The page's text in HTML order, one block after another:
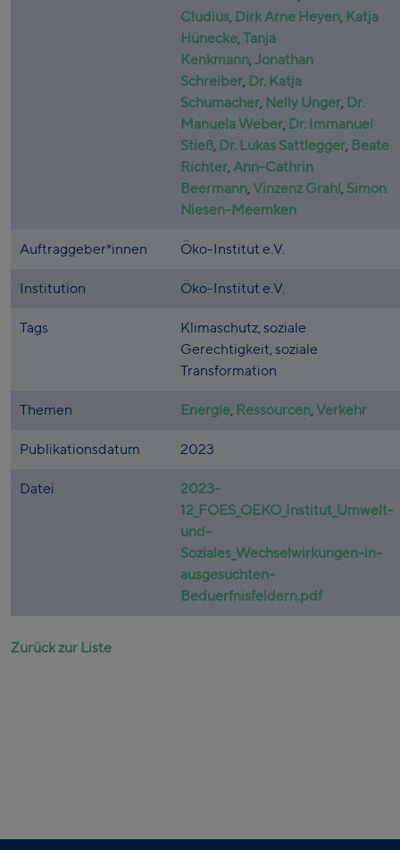
Cludius, Dirk Arne Heyen, Katja
Hünecke,Tanja
Kenkmann,Jonathan
Schreiber, Dr. Katja
Schumacher, Nelly Unger, Dr.
Manuela Weber, Dr. Immanuel
Stieß, Dr. Lukas Sattlegger, Beate
Richter,Ann-Cathrin
Beermann, Vinzenz Grahl , Simon
Niesen-Meemken
Auftraggeber*innen Öko-Institut e.V.
Institution Öko-Institut e.V.
Tags
Klimaschutz, soziale
Gerechtigkeit, soziale
Transformation
Themen Energie, Ressourcen, Verkehr
Publikationsdatum 2023
Datei
2023-
12_FOES_OEKO_Institut_Umwelt-
und-
Soziales_Wechselwirkungen-in-
ausgesuchten-
Beduerfnisfeldern.pdf
Zurück zur Liste